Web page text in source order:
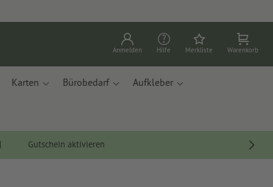
Anmelden Hilfe Merkliste Warenkorb
Karten Bürobedarf Aufkleber
Gutschein aktivieren